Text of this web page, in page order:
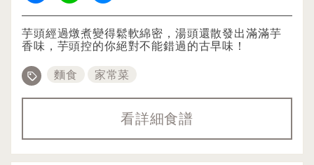
芋頭經過燉煮變得鬆軟綿密，湯頭還散發出滿滿芋
香味，芋頭控的你絕對不能錯過的古早味！
麵食 家常菜
看詳細食譜